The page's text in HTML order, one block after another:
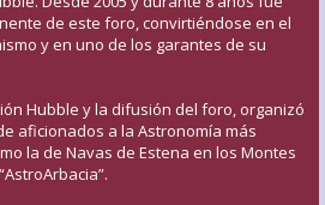
de este foro, convirtiéndose en el
y en uno de los garantes de su
Hubble y la difusión del foro, organizó
aficionados a la Astronomía más
la de Navas de Estena en los Montes